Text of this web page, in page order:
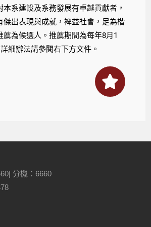
本系建設及系務發展有卓越貢獻者，
傑出表現與成就，裨益社會，足為楷
薦為候選人。推薦期間為每年8月1
細辦法請參閱右下方文件。
分機：6660